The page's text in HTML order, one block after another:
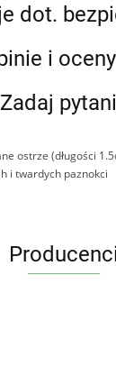
dot.
i
Zadaj
ostrze (długości
i twardych paznokci